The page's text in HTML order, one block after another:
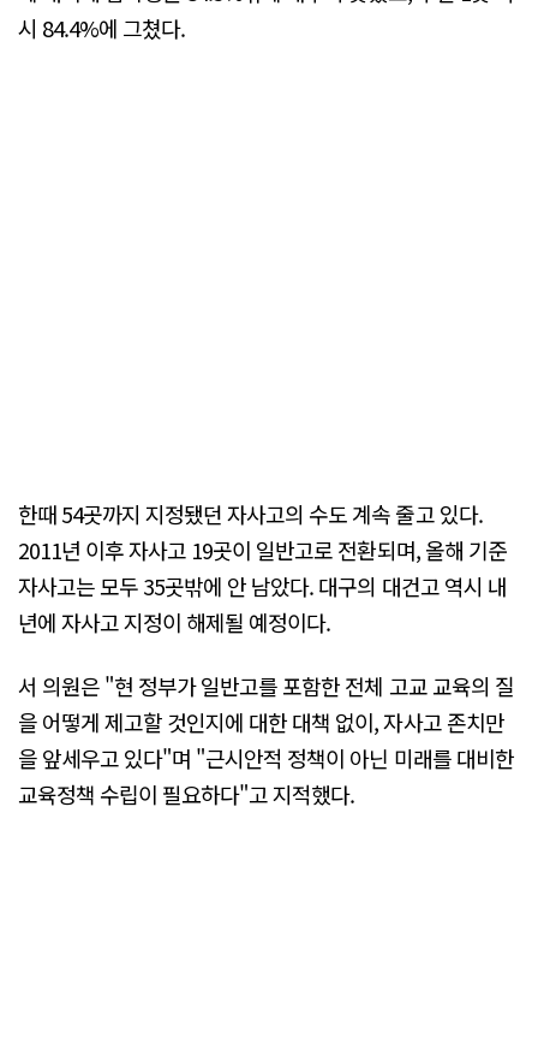
시 84.4%에 그쳤다.
한때 54곳까지 지정됐던 자사고의 수도 계속 줄고 있다.
2011년 이후 자사고 19곳이 일반고로 전환되며, 올해 기준
자사고는 모두 35곳밖에 안 남았다. 대구의 대건고 역시 내
년에 자사고 지정이 해제될 예정이다.
서 의원은 "현 정부가 일반고를 포함한 전체 고교 교육의 질
을 어떻게 제고할 것인지에 대한 대책 없이, 자사고 존치만
을 앞세우고 있다"며 "근시안적 정책이 아닌 미래를 대비한
교육정책 수립이 필요하다"고 지적했다.